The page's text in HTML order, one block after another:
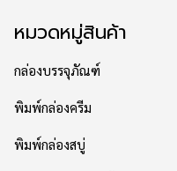
หมวดหมู่สินค้า
กล่องบรรจุภัณฑ์
พิมพ์กล่องครีม
พิมพ์กล่องสบู่